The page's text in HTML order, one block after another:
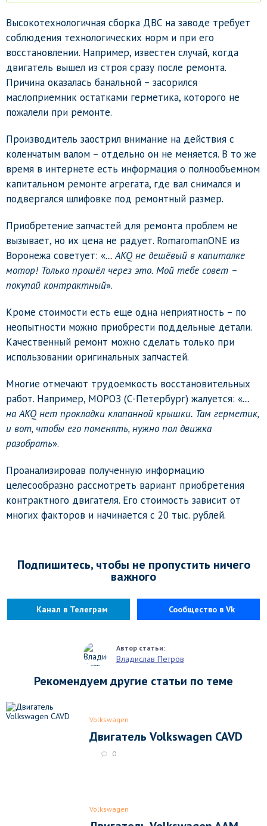
Высокотехнологичная сборка ДВС на заводе требует
соблюдения технологических норм и при его
восстановлении. Например, известен случай, когда
двигатель вышел из строя сразу после ремонта.
Причина оказалась банальной – засорился
маслоприемник остатками герметика, которого не
пожалели при ремонте.
Производитель заострил внимание на действия с
коленчатым валом – отдельно он не меняется. В то же
время в интернете есть информация о полнообъемном
капитальном ремонте агрегата, где вал снимался и
подвергался шлифовке под ремонтный размер.
Приобретение запчастей для ремонта проблем не
вызывает, но их цена не радует. RomaromanONE из
Воронежа советует: «… AKQ не дешёвый в капиталке
мотор! Только прошёл через это. Мой тебе совет –
покупай контрактный».
Кроме стоимости есть еще одна неприятность – по
неопытности можно приобрести поддельные детали.
Качественный ремонт можно сделать только при
использовании оригинальных запчастей.
Многие отмечают трудоемкость восстановительных
работ. Например, МОРОЗ (С-Петербург) жалуется: «…
на AKQ нет прокладки клапанной крышки. Там герметик,
и вот, чтобы его поменять, нужно пол движка
разобрать».
Проанализировав полученную информацию
целесообразно рассмотреть вариант приобретения
контрактного двигателя. Его стоимость зависит от
многих факторов и начинается с 20 тыс. рублей.
Подпишитесь, чтобы не пропустить ничего
важного
Канал в Телеграм Сообщество в Vk
Владислав Петров
Рекомендуем другие статьи по теме
Volkswagen
Двигатель Volkswagen CAVD
0
Volkswagen